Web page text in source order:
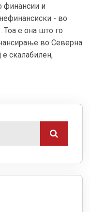
финансии и
- во
Тоа е она што го
во Северна
скалабилен,